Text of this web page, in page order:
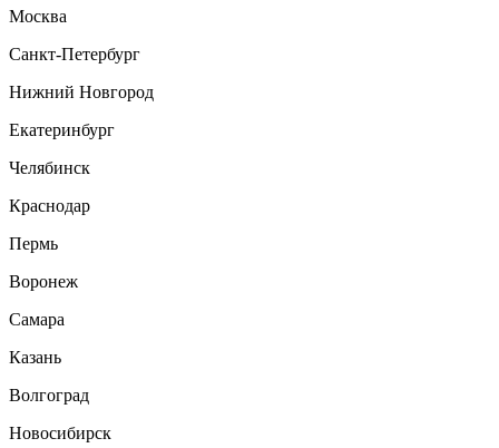
Москва
Санкт-Петербург
Нижний Новгород
Екатеринбург
Челябинск
Краснодар
Пермь
Воронеж
Самара
Казань
Волгоград
Новосибирск